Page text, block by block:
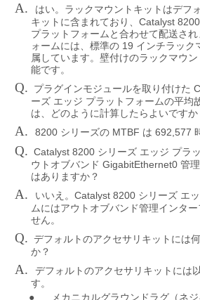
A.
はい。ラックマウントキットはデフ
キットに含まれており、 Catalyst 8200
プラットフォームと合わせて配送さ
ォームには、標準の 19 インチラック
属しています。壁付けのラックマウ
能です。
Q. プラグインモジュールを取り付けた
ーズ エッジ プラットフォームの平均
は、どのように計算したらよいですか
A. 8200 シリーズの MTBF は 692,577
Q. Catalyst 8200 シリーズ エッジ プラ
ウトオブバンド GigabitEthernet0 管
はありますか？
A. いいえ。 Catalyst 8200 シリーズ エ
ムにはアウトオブバンド管理インタ
せん。
Q. デフォルトのアクセサリキットには
か？
A.
デフォルトのアクセサリキットには
す。
● メカニカルグラウンドラグ（ネ